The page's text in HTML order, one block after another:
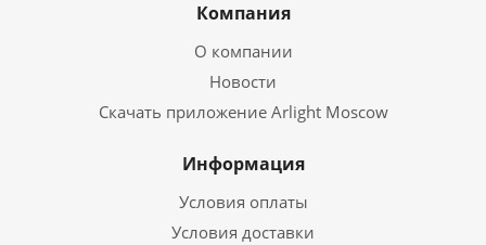
Компания
О компании
Новости
Скачать приложение Arlight Moscow
Информация
Условия оплаты
Условия доставки